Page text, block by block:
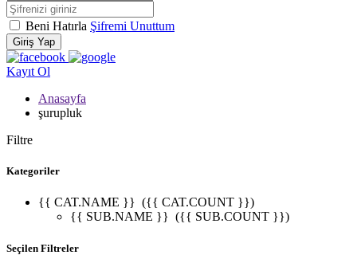
Beni Hatırla Şifremi Unuttum
Giriş Yap
Kayıt Ol
Anasayfa
şurupluk
Filtre
Kategoriler
{{ CAT.NAME }} ({{ CAT.COUNT }})
{{ SUB.NAME }} ({{ SUB.COUNT }})
Seçilen Filtreler